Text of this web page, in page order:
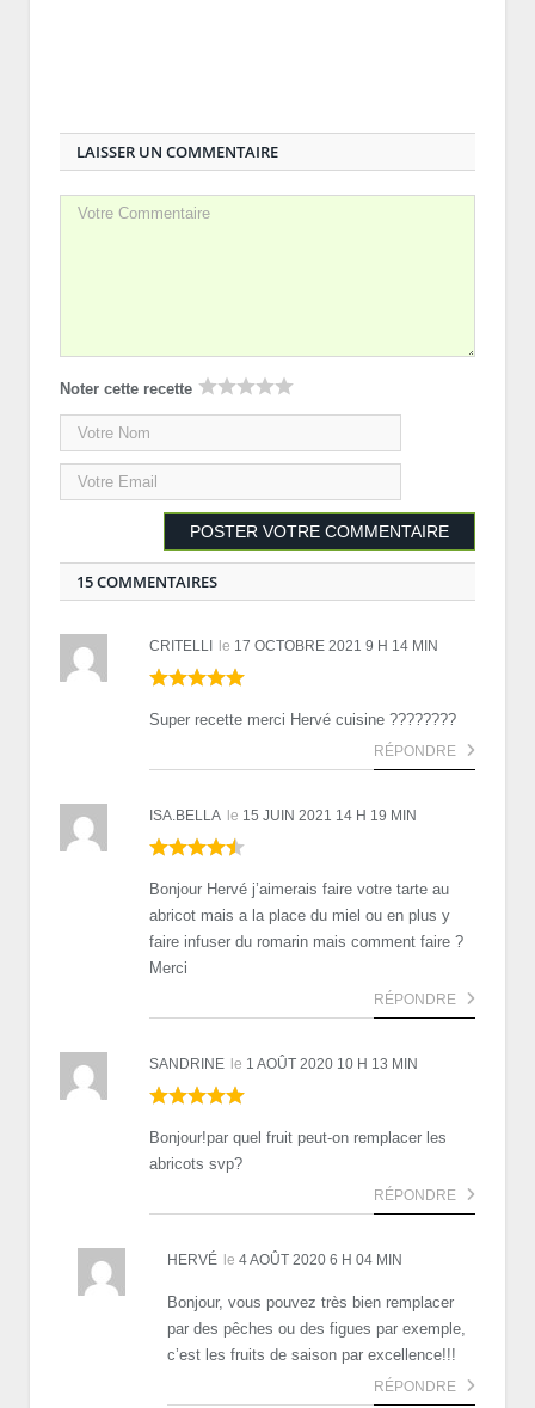
LAISSER UN COMMENTAIRE
Noter cette recette
15 COMMENTAIRES
CRITELLI le 17 OCTOBRE 2021 9 H 14 MIN
Super recette merci Hervé cuisine ????‍????
RÉPONDRE
ISA.BELLA le 15 JUIN 2021 14 H 19 MIN
Bonjour Hervé j’aimerais faire votre tarte au
abricot mais a la place du miel ou en plus y
faire infuser du romarin mais comment faire ?
Merci
RÉPONDRE
SANDRINE le 1 AOÛT 2020 10 H 13 MIN
Bonjour!par quel fruit peut-on remplacer les
abricots svp?
RÉPONDRE
HERVÉ le 4 AOÛT 2020 6 H 04 MIN
Bonjour, vous pouvez très bien remplacer
par des pêches ou des figues par exemple,
c’est les fruits de saison par excellence!!!
RÉPONDRE